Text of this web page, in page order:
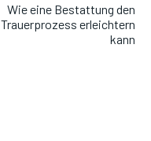
Wie eine Bestattung den
Trauerprozess erleichtern
kann